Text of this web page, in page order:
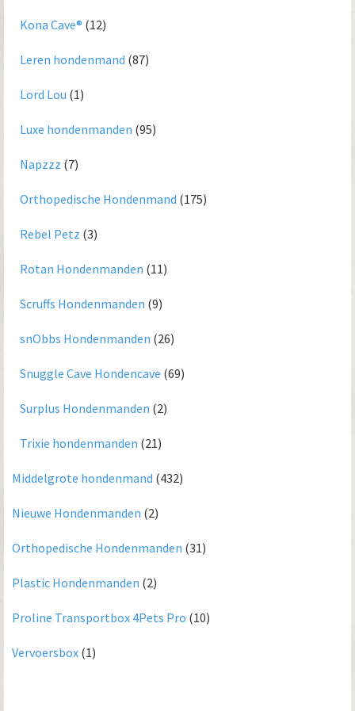
Kona Cave® (12)
Leren hondenmand (87)
Lord Lou (1)
Luxe hondenmanden (95)
Napzzz (7)
Orthopedische Hondenmand (175)
Rebel Petz (3)
Rotan Hondenmanden (11)
Scruffs Hondenmanden (9)
snObbs Hondenmanden (26)
Snuggle Cave Hondencave (69)
Surplus Hondenmanden (2)
Trixie hondenmanden (21)
Middelgrote hondenmand (432)
Nieuwe Hondenmanden (2)
Orthopedische Hondenmanden (31)
Plastic Hondenmanden (2)
Proline Transportbox 4Pets Pro (10)
Vervoersbox (1)